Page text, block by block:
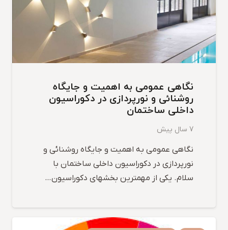
نگاهی عمومی به اهمیت و جایگاه
روشنائی و نورپردازی در دکوراسیون
داخلی ساختمان
7 سال پیش
نگاهی عمومی به اهمیت و جایگاه روشنائی و
نورپردازی در دکوراسیون داخلی ساختمان با
سلام. یکی از مهمترین بخشهای دکوراسیون…